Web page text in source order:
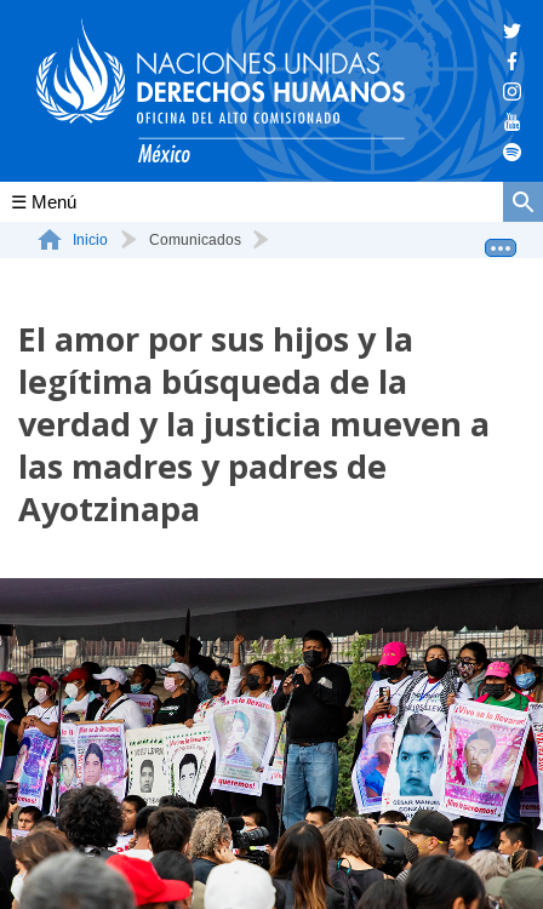
Conócenos
La ONU-DH en México
Vacantes ONU-DH México
ONU-DH en el tiempo
Inicio Comunicados
El amor por sus hijos y la
legítima búsqueda de la
verdad y la justicia mueven a
las madres y padres de
Ayotzinapa